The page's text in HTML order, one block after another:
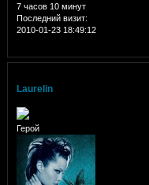
7 часов 10 минут
Последний визит:
2010-01-23 18:49:12
Laurelin
Герой